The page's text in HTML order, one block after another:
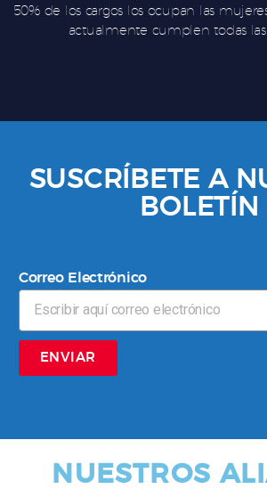
50% de los cargos los ocupan las
actualmente cumplen todas las
SUSCRÍBETE A
BOLETÍN
Correo Electrónico
ENVIAR
NUESTROS